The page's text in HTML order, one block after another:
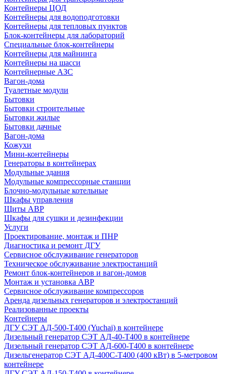
Контейнеры ЦОД
Контейнеры для водоподготовки
Контейнеры для тепловых пунктов
Блок-контейнеры для лабораторий
Специальные блок-контейнеры
Контейнеры для майнинга
Контейнеры на шасси
Контейнерные АЗС
Вагон-дома
Туалетные модули
Бытовки
Бытовки строительные
Бытовки жилые
Бытовки дачные
Вагон-дома
Кожухи
Мини-контейнеры
Генераторы в контейнерах
Модульные здания
Модульные компрессорные станции
Блочно-модульные котельные
Шкафы управления
Щиты АВР
Шкафы для сушки и дезинфекции
Услуги
Проектирование, монтаж и ПНР
Диагностика и ремонт ДГУ
Сервисное обслуживание генераторов
Техническое обслуживание электростанций
Ремонт блок-контейнеров и вагон-домов
Монтаж и установка АВР
Сервисное обслуживание компрессоров
Аренда дизельных генераторов и электростанций
Реализованные проекты
Контейнеры
ДГУ СЭТ АД-500-Т400 (Yuchai) в контейнере
Дизельный генератор СЭТ АД-40-Т400 в контейнере
Дизельный генератор СЭТ АД-600-Т400 в контейнере
Дизельгенератор СЭТ АД-400С-Т400 (400 кВт) в 5-метровом
контейнере